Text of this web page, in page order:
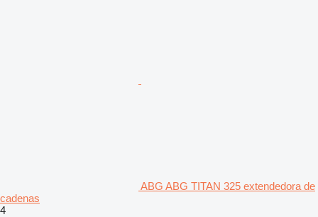
ABG ABG TITAN 325 extendedora de
cadenas
4